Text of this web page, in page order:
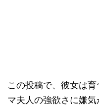
この投稿で、彼女は
マ夫人の強欲さに嫌